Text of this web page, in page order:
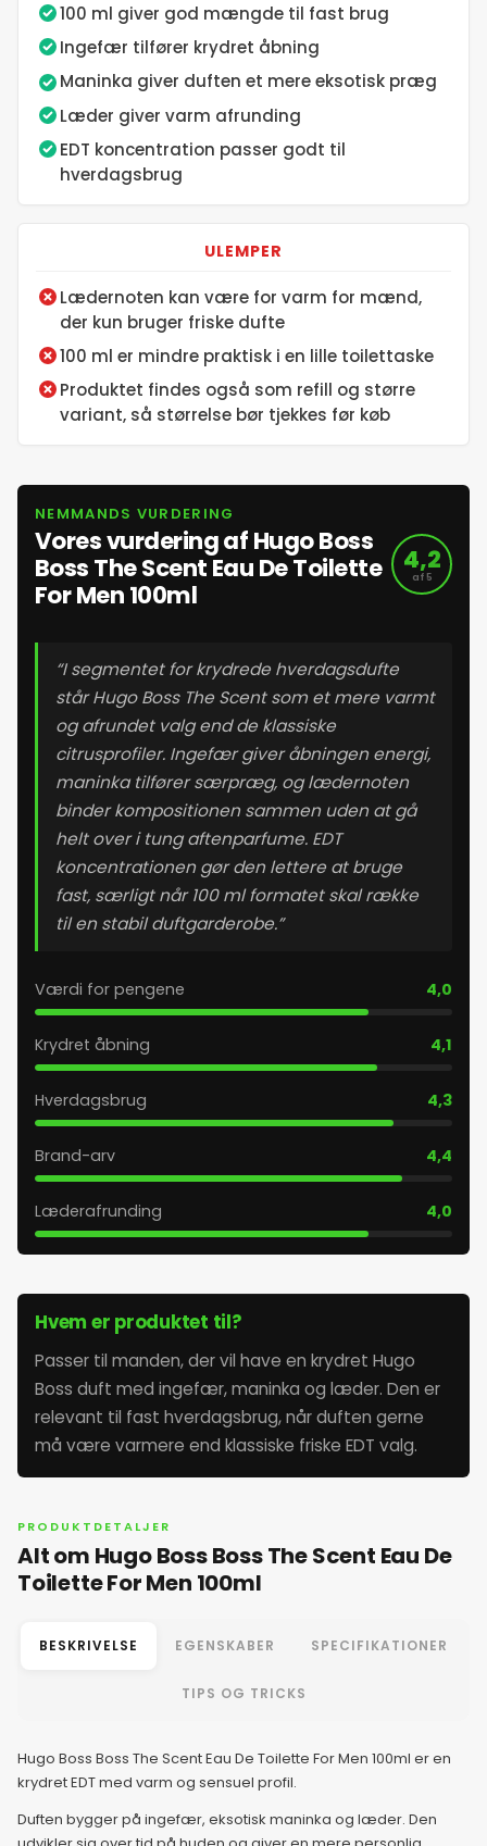
11. maj 2026
12. maj 2026
13. maj 2026
15. maj 2026
16. maj 2026
17. maj 2026
19. maj 2026
21. maj 2026
22. maj 2026
23. maj 2026
24. maj 2026
25. maj 2026
26. maj 2026
27. maj 2026
28. maj 2026
29. maj 2026
30. maj 2026
31. maj 2026
1. juni 2026
2. juni 2026
4. juni 2026
7. juni 2026
8. juni 2026
100 ml giver god mængde til fast brug
Ingefær tilfører krydret åbning
Maninka giver duften et mere eksotisk præg
Læder giver varm afrunding
EDT koncentration passer godt til
hverdagsbrug
ULEMPER
Lædernoten kan være for varm for mænd,
der kun bruger friske dufte
100 ml er mindre praktisk i en lille toilettaske
Produktet findes også som refill og større
variant, så størrelse bør tjekkes før køb
NEMMANDS VURDERING
Vores vurdering af Hugo Boss
Boss The Scent Eau De Toilette
For Men 100ml
4,2
af 5
“I segmentet for krydrede hverdagsdufte
står Hugo Boss The Scent som et mere varmt
og afrundet valg end de klassiske
citrusprofiler. Ingefær giver åbningen energi,
maninka tilfører særpræg, og lædernoten
binder kompositionen sammen uden at gå
helt over i tung aftenparfume. EDT
koncentrationen gør den lettere at bruge
fast, særligt når 100 ml formatet skal række
til en stabil duftgarderobe.”
Værdi for pengene 4,0
Krydret åbning 4,1
Hverdagsbrug 4,3
Brand-arv 4,4
Læderafrunding 4,0
Hvem er produktet til?
Passer til manden, der vil have en krydret Hugo
Boss duft med ingefær, maninka og læder. Den er
relevant til fast hverdagsbrug, når duften gerne
må være varmere end klassiske friske EDT valg.
PRODUKTDETALJER
Alt om Hugo Boss Boss The Scent Eau De
Toilette For Men 100ml
BESKRIVELSE EGENSKABER SPECIFIKATIONER
TIPS OG TRICKS
Hugo Boss Boss The Scent Eau De Toilette For Men 100ml er en
krydret EDT med varm og sensuel profil.
Duften bygger på ingefær, eksotisk maninka og læder. Den